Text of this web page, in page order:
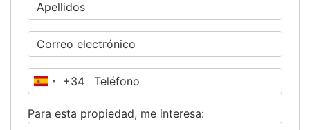
España
+34
Para esta propiedad, me interesa: